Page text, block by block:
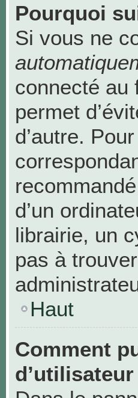
Pourquoi
Si vous ne
connecté au
permet
d’autre.
d’un
librairie, un
pas à
Haut
Comment